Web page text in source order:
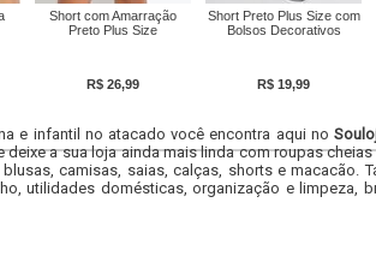
Short com Amarração
Preto Plus Size
R$ 26,99
Short Preto Plus Size com
Bolsos Decorativos
R$ 19,99
e infantil no atacado você encontra aqui no
a sua loja ainda mais linda com roupas
camisas, saias, calças, shorts e macacão.
utilidades domésticas, organização e limpeza,